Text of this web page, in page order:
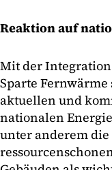
Reaktion auf
Mit der Integration
Sparte Fernwärme
aktuellen und
nationalen
unter anderem